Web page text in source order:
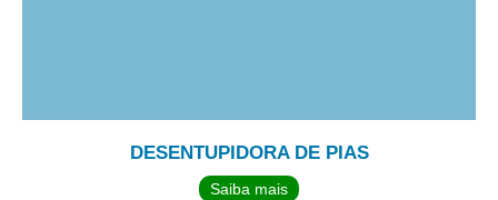
DESENTUPIDORA DE PIAS
Saiba mais